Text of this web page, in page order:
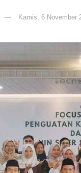
Kamis, 6 November